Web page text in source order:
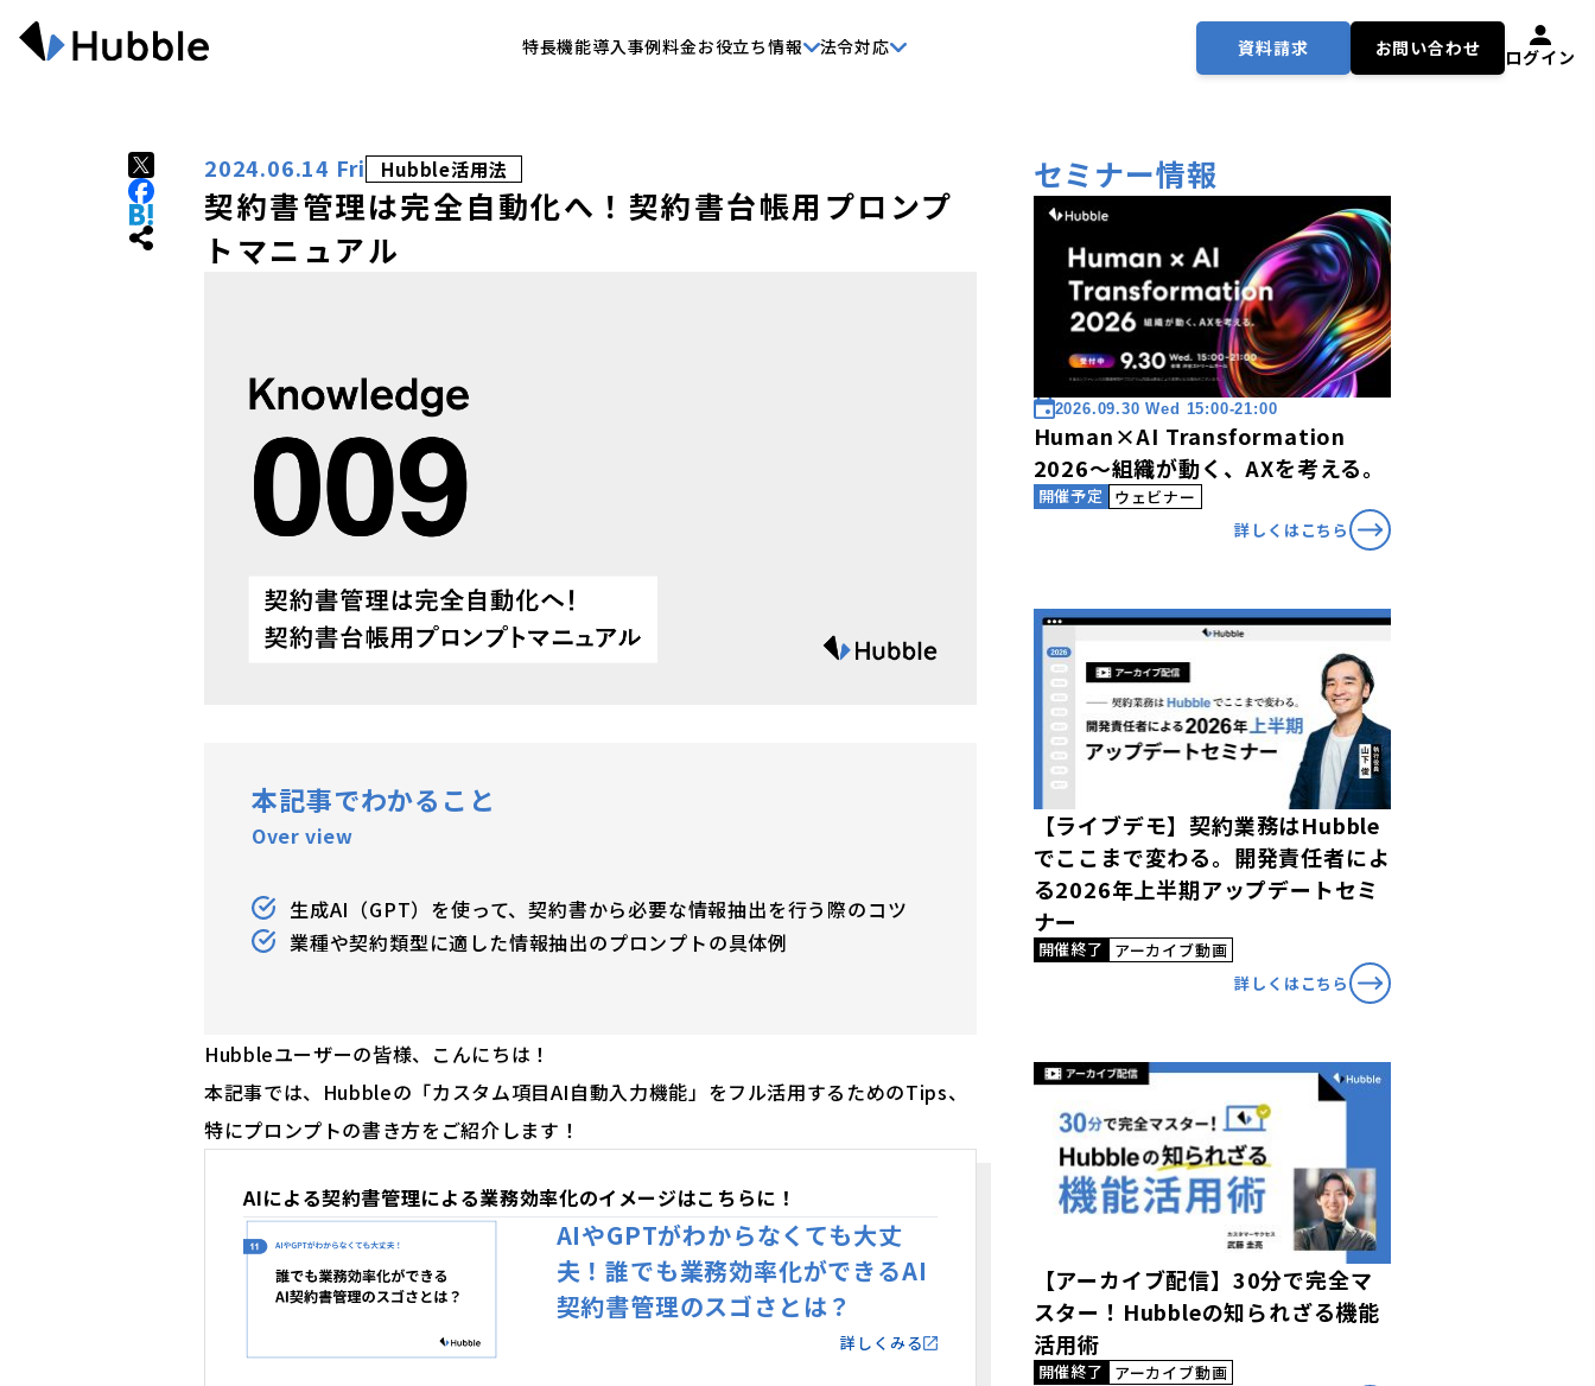
特長機能導入事例料金お役立ち情報 法令対応 資料請求 お問い合わせ ログイン
2024.06.14 Fri Hubble活用法
契約書管理は完全自動化へ！契約書台帳用プロンプ
トマニュアル
本記事でわかること
Over view
生成AI（GPT）を使って、契約書から必要な情報抽出を行う際のコツ
業種や契約類型に適した情報抽出のプロンプトの具体例
Hubbleユーザーの皆様、こんにちは！
本記事では、Hubbleの「カスタム項目AI自動入力機能」をフル活用するためのTips、
特にプロンプトの書き方をご紹介します！
AIによる契約書管理による業務効率化のイメージはこちらに！
AIやGPTがわからなくても大丈
夫！誰でも業務効率化ができるAI
契約書管理のスゴさとは？
詳しくみる
セミナー情報
2026.09.30 Wed 15:00-21:00
Human×AI Transformation
2026〜組織が動く、AXを考える。
開催予定
ウェビナー
詳しくはこちら
【ライブデモ】契約業務はHubble
でここまで変わる。開発責任者によ
る2026年上半期アップデートセミ
ナー
開催終了
アーカイブ動画
詳しくはこちら
【アーカイブ配信】30分で完全マ
スター！Hubbleの知られざる機能
活用術
開催終了
アーカイブ動画